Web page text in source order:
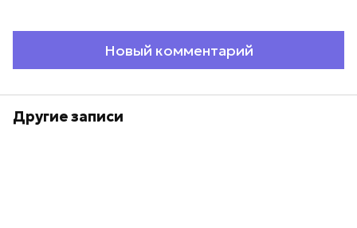
Новый комментарий
Другие записи